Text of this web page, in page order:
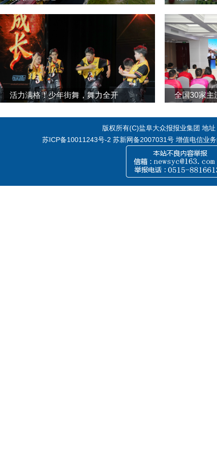
活力满格！少年街舞，舞力全开 全国30家主
版权所有(C)盐阜大众报报业集团 地
苏ICP备10011243号-2 苏新网备2007031号 增值电信业